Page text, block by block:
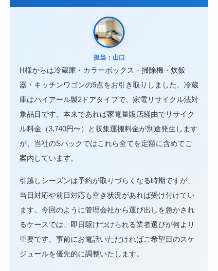
担当：山口
H様からは冷蔵庫・カラーボックス・掃除機・炊飯
器・キッチンワゴンの5点をお引き取りしました。冷蔵
庫はハイアール製2ドアタイプで、家電リサイクル法対
象品目です。本来であれば家電量販店経由でリサイク
ル料金（3,740円〜）と収集運搬料金が別途発生します
が、当社のSパックではこれら全てを定額に含めてご
案内しています。
引越しシーズンは予約が取りづらくなる時期ですが、
当日対応や前日対応も空き状況があれば受け付けてい
ます。今回のように管理会社から運び出しを急かされ
るケースでは、即日駆けつけられる業者選びが何より
重要です。事前にお電話いただければご希望日のスケ
ジュールを優先的に調整いたします。